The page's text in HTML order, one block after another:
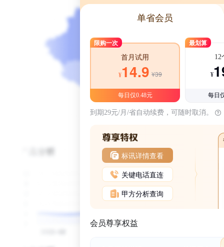
单省会员
限购一次
首月试用
¥14.9 ¥39
每日仅0.48元
最划算
12
¥
每日
到期29元/月/省自动续费，可随时取消。
标讯详情查看
关键电话直连
甲方分析查询
会员尊享权益